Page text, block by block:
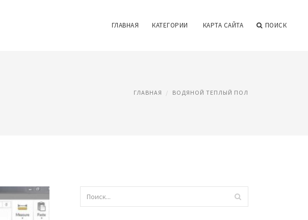
ГЛАВНАЯ КАТЕГОРИИ КАРТА САЙТА ПОИСК
ГЛАВНАЯ ВОДЯНОЙ ТЕПЛЫЙ ПОЛ